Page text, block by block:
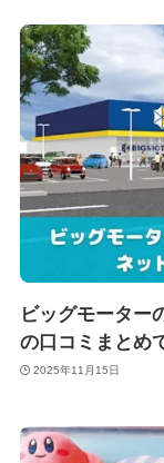
ビッグモーター
の口コミまとめ
2025年11月15日